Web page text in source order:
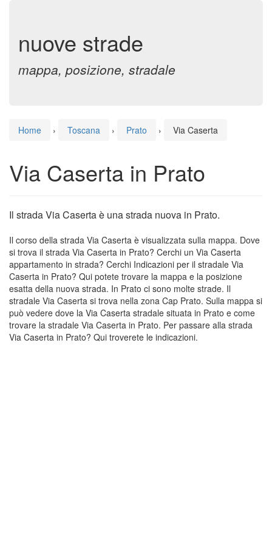
nuove strade
mappa, posizione, stradale
Home › Toscana › Prato › Via Caserta
Via Caserta in Prato
Il strada Via Caserta è una strada nuova in Prato.
Il corso della strada Via Caserta è visualizzata sulla mappa. Dove
si trova il strada Via Caserta in Prato? Cerchi un Via Caserta
appartamento in strada? Cerchi Indicazioni per il stradale Via
Caserta in Prato? Qui potete trovare la mappa e la posizione
esatta della nuova strada. In Prato ci sono molte strade. Il
stradale Via Caserta si trova nella zona Cap Prato. Sulla mappa si
può vedere dove la Via Caserta stradale situata in Prato e come
trovare la stradale Via Caserta in Prato. Per passare alla strada
Via Caserta in Prato? Qui troverete le indicazioni.